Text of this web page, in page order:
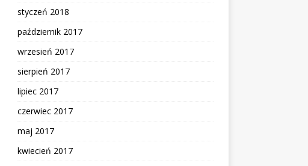
styczeń 2018
październik 2017
wrzesień 2017
sierpień 2017
lipiec 2017
czerwiec 2017
maj 2017
kwiecień 2017